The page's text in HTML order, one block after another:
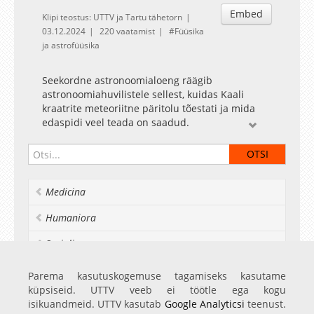
Embed
Klipi teostus: UTTV ja Tartu tähetorn
03.12.2024
220 vaatamist
Füüsika
ja astrofüüsika
Seekordne astronoomialoeng räägib
astronoomiahuvilistele sellest, kuidas Kaali
kraatrite meteoriitne päritolu tõestati ja mida
edaspidi veel teada on saadud.
„1937. aasta suvel tõestas Ivan Reinwald Kaali
kraatrite meteoriitse päritolu. Räägin sellest,
suunas Kaali uuringud pärast Kaali taevase
päritolu tõestamist on arenenud,” selgitas Jüri
Plado.
Medicina
Humaniora
Socialia
Realia et naturalia
Ülikoolist veel
Parema kasutuskogemuse tagamiseks kasutame
küpsiseid. UTTV veeb ei töötle ega kogu
isikuandmeid. UTTV kasutab Google Analyticsi teenust.